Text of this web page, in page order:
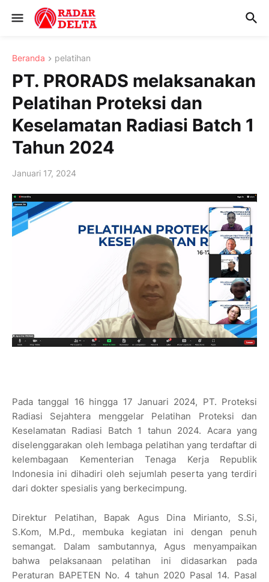
Beranda pelatihan
PT. PRORADS melaksanakan
Pelatihan Proteksi dan
Keselamatan Radiasi Batch 1
Tahun 2024
Januari 17, 2024
Pada tanggal 16 hingga 17 Januari 2024, PT. Proteksi
Radiasi Sejahtera menggelar Pelatihan Proteksi dan
Keselamatan Radiasi Batch 1 tahun 2024. Acara yang
diselenggarakan oleh lembaga pelatihan yang terdaftar di
kelembagaan Kementerian Tenaga Kerja Republik
Indonesia ini dihadiri oleh sejumlah peserta yang terdiri
dari dokter spesialis yang berkecimpung.
Direktur Pelatihan, Bapak Agus Dina Mirianto, S.Si,
S.Kom, M.Pd., membuka kegiatan ini dengan penuh
semangat. Dalam sambutannya, Agus menyampaikan
bahwa pelaksanaan pelatihan ini didasarkan pada
Peraturan BAPETEN No. 4 tahun 2020 Pasal 14. Pasal